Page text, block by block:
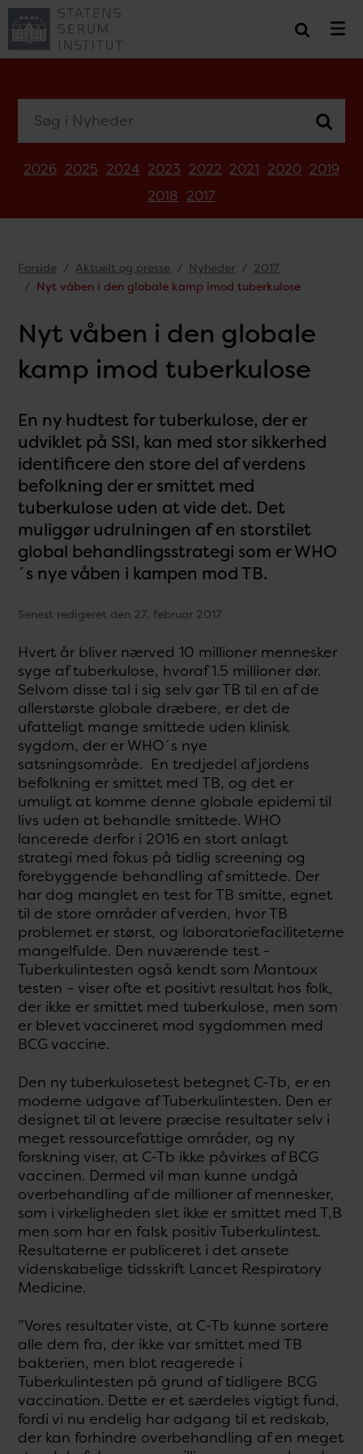
2026 2025 2024 2023 2022 2021 2020 2019
2018 2017
Forside Aktuelt og presse Nyheder
2017
Nyt våben i den globale kamp imod tuberkulose
Nyt våben i den globale
kamp imod tuberkulose
En ny hudtest for tuberkulose, der er
udviklet på SSI, kan med stor sikkerhed
identificere den store del af verdens
befolkning der er smittet med
tuberkulose uden at vide det. Det
muliggør udrulningen af en storstilet
global behandlingsstrategi som er WHO
´s nye våben i kampen mod TB.
Senest redigeret den 27. februar 2017
Hvert år bliver nærved 10 millioner mennesker
syge af tuberkulose, hvoraf 1.5 millioner dør.
Selvom disse tal i sig selv gør TB til en af de
allerstørste globale dræbere, er det de
ufatteligt mange smittede uden klinisk
sygdom, der er WHO´s nye
satsningsområde. En tredjedel af jordens
befolkning er smittet med TB, og det er
umuligt at komme denne globale epidemi til
livs uden at behandle smittede. WHO
lancerede derfor i 2016 en stort anlagt
strategi med fokus på tidlig screening og
forebyggende behandling af smittede. Der
har dog manglet en test for TB smitte, egnet
til de store områder af verden, hvor TB
problemet er størst, og laboratoriefaciliteterne
mangelfulde. Den nuværende test -
Tuberkulintesten også kendt som Mantoux
testen – viser ofte et positivt resultat hos folk,
der ikke er smittet med tuberkulose, men som
er blevet vaccineret mod sygdommen med
BCG vaccine.
Den ny tuberkulosetest betegnet C-Tb, er en
moderne udgave af Tuberkulintesten. Den er
designet til at levere præcise resultater selv i
meget ressourcefattige områder, og ny
forskning viser, at C-Tb ikke påvirkes af BCG
vaccinen. Dermed vil man kunne undgå
overbehandling af de millioner af mennesker,
som i virkeligheden slet ikke er smittet med T,B
men som har en falsk positiv Tuberkulintest.
Resultaterne er publiceret i det ansete
videnskabelige tidsskrift Lancet Respiratory
Medicine.
”Vores resultater viste, at C-Tb kunne sortere
alle dem fra, der ikke var smittet med TB
bakterien, men blot reagerede i
Tuberkulintesten på grund af tidligere BCG
vaccination. Dette er et særdeles vigtigt fund,
fordi vi nu endelig har adgang til et redskab,
der kan forhindre overbehandling af en meget